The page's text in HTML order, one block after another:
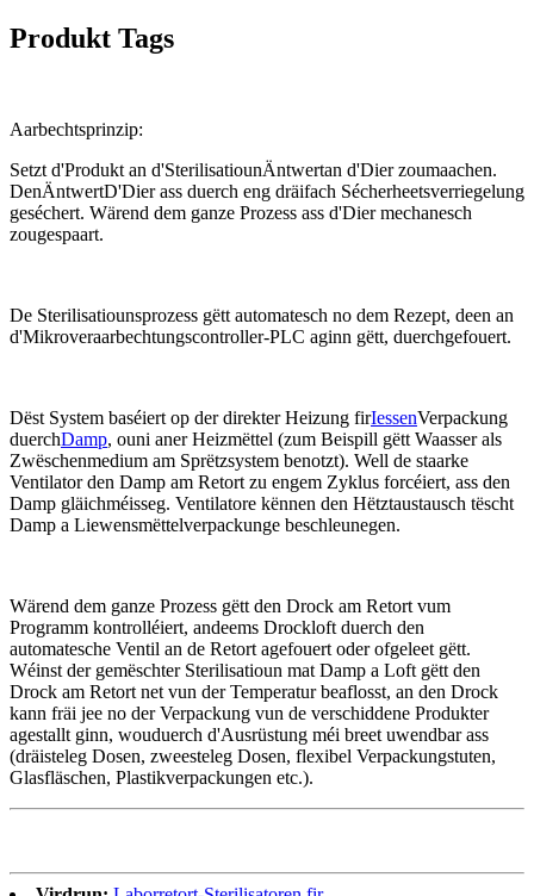
Produkt Tags
Aarbechtsprinzip:
Setzt d'Produkt an d'SterilisatiounÄntwertan d'Dier zoumaachen.
DenÄntwertD'Dier ass duerch eng dräifach Sécherheetsverriegelung
geséchert. Wärend dem ganze Prozess ass d'Dier mechanesch
zougespaart.
De Sterilisatiounsprozess gëtt automatesch no dem Rezept, deen an
d'Mikroveraarbechtungscontroller-PLC aginn gëtt, duerchgefouert.
Dëst System baséiert op der direkter Heizung firIessenVerpackung
duerchDamp, ouni aner Heizmëttel (zum Beispill gëtt Waasser als
Zwëschenmedium am Sprëtzsystem benotzt). Well de staarke
Ventilator den Damp am Retort zu engem Zyklus forcéiert, ass den
Damp gläichméisseg. Ventilatore kënnen den Hëtztaustausch tëscht
Damp a Liewensmëttelverpackunge beschleunegen.
Wärend dem ganze Prozess gëtt den Drock am Retort vum
Programm kontrolléiert, andeems Drockloft duerch den
automatesche Ventil an de Retort agefouert oder ofgeleet gëtt.
Wéinst der gemëschter Sterilisatioun mat Damp a Loft gëtt den
Drock am Retort net vun der Temperatur beaflosst, an den Drock
kann fräi jee no der Verpackung vun de verschiddene Produkter
agestallt ginn, wouduerch d'Ausrüstung méi breet uwendbar ass
(dräisteleg Dosen, zweesteleg Dosen, flexibel Verpackungstuten,
Glasfläschen, Plastikverpackungen etc.).